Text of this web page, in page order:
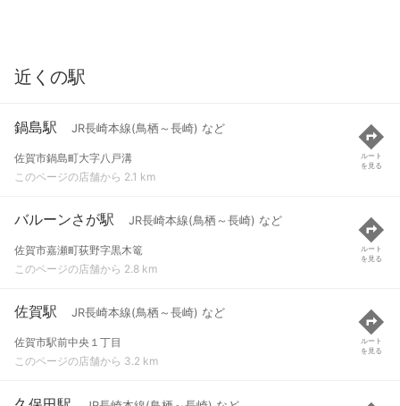
近くの駅
鍋島駅 JR長崎本線(鳥栖～長崎) など
佐賀市鍋島町大字八戸溝
このページの店舗から 2.1 km
ルート
を見る
バルーンさが駅 JR長崎本線(鳥栖～長崎) など
佐賀市嘉瀬町荻野字黒木篭
このページの店舗から 2.8 km
ルート
を見る
佐賀駅 JR長崎本線(鳥栖～長崎) など
佐賀市駅前中央１丁目
このページの店舗から 3.2 km
ルート
を見る